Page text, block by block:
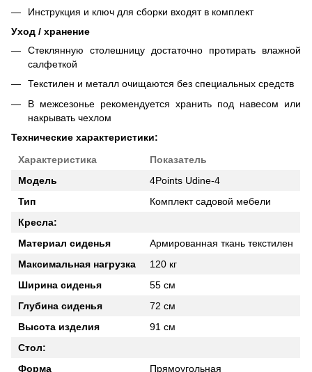
Инструкция и ключ для сборки входят в комплект
Уход / хранение
Стеклянную столешницу достаточно протирать влажной
салфеткой
Текстилен и металл очищаются без специальных средств
В межсезонье рекомендуется хранить под навесом или
накрывать чехлом
Технические характеристики:
Характеристика
Показатель
Модель
4Points Udine-4
Тип
Комплект садовой мебели
Кресла:
Материал сиденья
Армированная ткань текстилен
Максимальная нагрузка
120 кг
Ширина сиденья
55 см
Глубина сиденья
72 см
Высота изделия
91 см
Стол:
Форма
Прямоугольная